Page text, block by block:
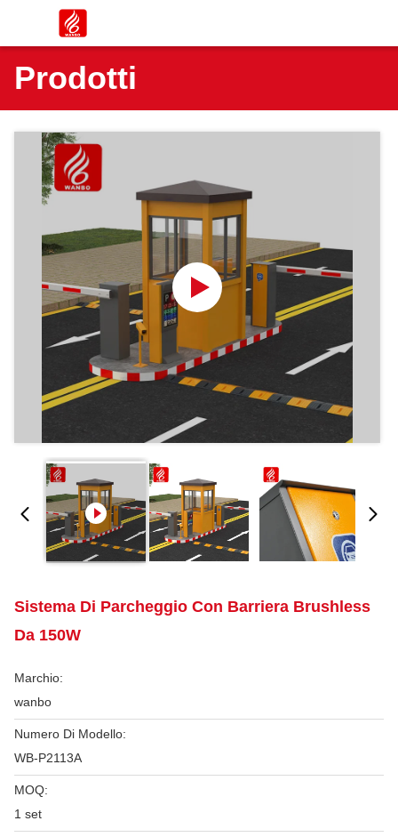
Prodotti
Sistema Di Parcheggio Con Barriera Brushless
Da 150W
Marchio:
wanbo
Numero Di Modello:
WB-P2113A
MOQ:
1 set